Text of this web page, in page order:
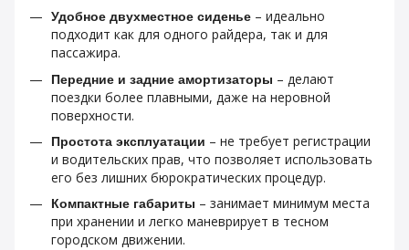
Удобное двухместное сиденье – идеально
подходит как для одного райдера, так и для
пассажира.
Передние и задние амортизаторы – делают
поездки более плавными, даже на неровной
поверхности.
Простота эксплуатации – не требует регистрации
и водительских прав, что позволяет использовать
его без лишних бюрократических процедур.
Компактные габариты – занимает минимум места
при хранении и легко маневрирует в тесном
городском движении.